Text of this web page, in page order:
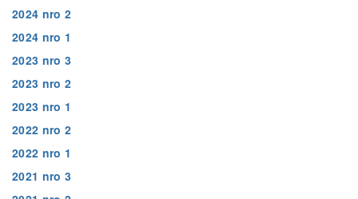
2024 nro 2
2024 nro 1
2023 nro 3
2023 nro 2
2023 nro 1
2022 nro 2
2022 nro 1
2021 nro 3